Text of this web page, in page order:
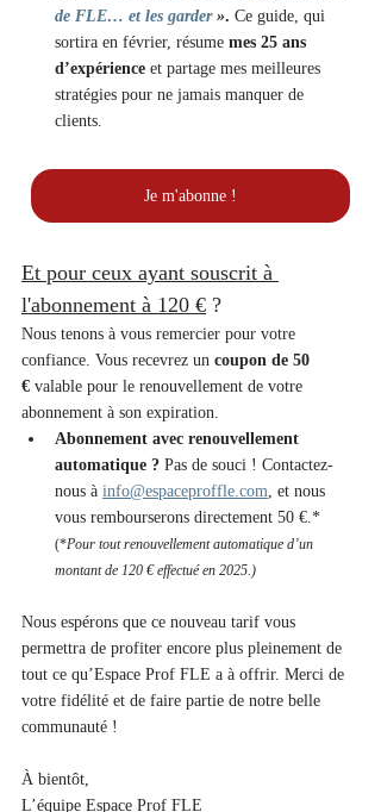
de FLE… et les garder ». Ce guide, qui
sortira en février, résume mes 25 ans
d’expérience et partage mes meilleures
stratégies pour ne jamais manquer de
clients.
Je m'abonne !
Et pour ceux ayant souscrit à
l'abonnement à 120 € ?
Nous tenons à vous remercier pour votre
confiance. Vous recevrez un coupon de 50
€ valable pour le renouvellement de votre
abonnement à son expiration.
Abonnement avec renouvellement
automatique ? Pas de souci ! Contactez-
nous à info@espaceproffle.com , et nous
vous rembourserons directement 50 €.*
(*Pour tout renouvellement automatique d’un
montant de 120 € effectué en 2025.)
Nous espérons que ce nouveau tarif vous
permettra de profiter encore plus pleinement de
tout ce qu’Espace Prof FLE a à offrir. Merci de
votre fidélité et de faire partie de notre belle
communauté !
À bientôt,
L’équipe Espace Prof FLE